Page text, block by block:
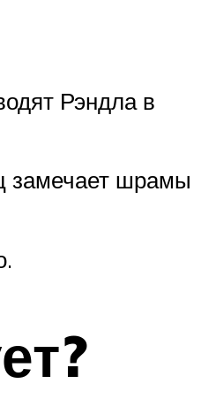
Рэндла в
замечает шрамы